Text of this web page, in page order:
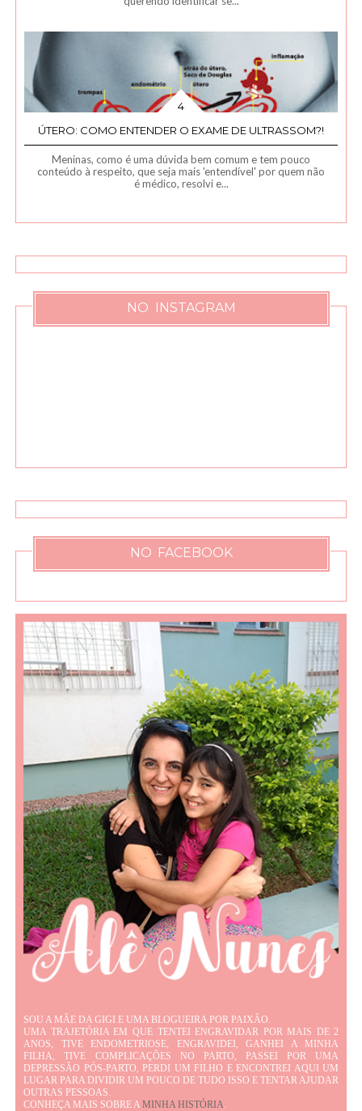
ÚTERO: COMO ENTENDER O EXAME DE ULTRASSOM?!
Meninas, como é uma dúvida bem comum e tem pouco
conteúdo à respeito, que seja mais 'entendível' por quem não
é médico, resolvi e...
NO INSTAGRAM
NO FACEBOOK
SOU A MÃE DA GIGI E UMA BLOGUEIRA POR PAIXÃO.
UMA TRAJETÓRIA EM QUE TENTEI ENGRAVIDAR POR MAIS DE 2
ANOS, TIVE ENDOMETRIOSE, ENGRAVIDEI, GANHEI A MINHA
FILHA, TIVE COMPLICAÇÕES NO PARTO, PASSEI POR UMA
DEPRESSÃO PÓS-PARTO, PERDI UM FILHO E ENCONTREI AQUI UM
LUGAR PARA DIVIDIR UM POUCO DE TUDO ISSO E TENTAR AJUDAR
OUTRAS PESSOAS.
CONHEÇA MAIS SOBRE AMINHA HISTÓRIA